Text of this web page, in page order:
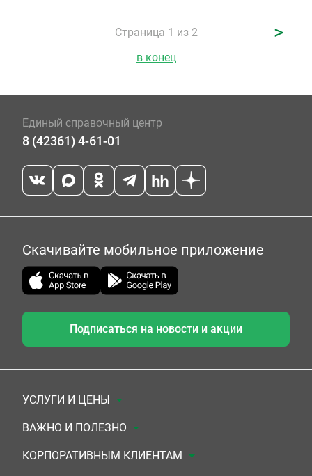
Страница 1 из 2 >
в конец
Единый справочный центр
8 (42361) 4-61-01
Скачивайте мобильное приложение
Подписаться на новости и акции
УСЛУГИ И ЦЕНЫ
Анализы
Комплексы
ВАЖНО И ПОЛЕЗНО
Документы для заключения договора
КОРПОРАТИВНЫМ КЛИЕНТАМ